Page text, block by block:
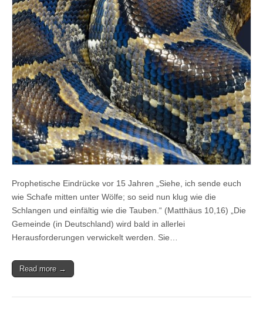
Prophetische Eindrücke vor 15 Jahren „Siehe, ich sende euch
wie Schafe mitten unter Wölfe; so seid nun klug wie die
Schlangen und einfältig wie die Tauben.“ (Matthäus 10,16) „Die
Gemeinde (in Deutschland) wird bald in allerlei
Herausforderungen verwickelt werden. Sie…
Read more →